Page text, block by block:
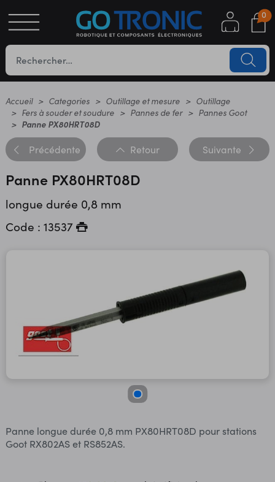
0
Accueil Categories Outillage et mesure
Outillage
Fers à souder et soudure
Pannes de fer
Pannes Goot
Panne PX80HRT08D
Précédente Retour Suivante
Panne PX80HRT08D
longue durée 0,8 mm
Code : 13537
Panne longue durée 0,8 mm PX80HRT08D pour stations
Goot RX802AS et RS852AS.